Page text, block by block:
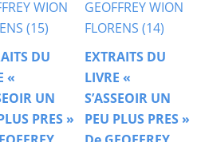
DU
«
UN
PRES »
EXTRAITS DU
LIVRE «
S’ASSEOIR UN
PEU PLUS PRES »